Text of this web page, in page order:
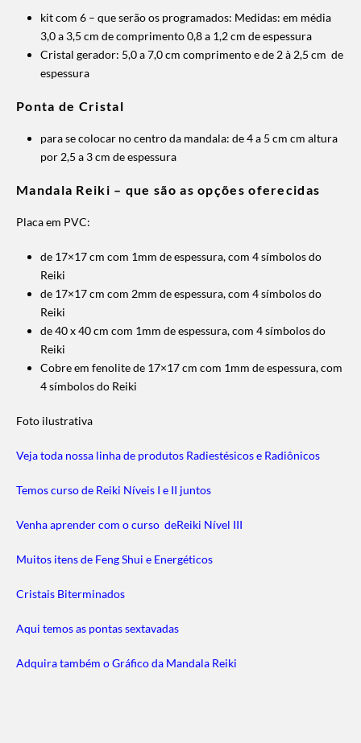
kit com 6 – que serão os programados: Medidas: em média
3,0 a 3,5 cm de comprimento 0,8 a 1,2 cm de espessura
Cristal gerador: 5,0 a 7,0 cm comprimento e de 2 à 2,5 cm de
espessura
Ponta de Cristal
para se colocar no centro da mandala: de 4 a 5 cm cm altura
por 2,5 a 3 cm de espessura
Mandala Reiki – que são as opções oferecidas
Placa em PVC:
de 17×17 cm com 1mm de espessura, com 4 símbolos do
Reiki
de 17×17 cm com 2mm de espessura, com 4 símbolos do
Reiki
de 40 x 40 cm com 1mm de espessura, com 4 símbolos do
Reiki
Cobre em fenolite de 17×17 cm com 1mm de espessura, com
4 símbolos do Reiki
Foto ilustrativa
Veja toda nossa linha de produtos Radiestésicos e Radiônicos
Temos curso de Reiki Níveis I e II juntos
Venha aprender com o curso deReiki Nível III
Muitos itens de Feng Shui e Energéticos
Cristais Biterminados
Aqui temos as pontas sextavadas
Adquira também o Gráfico da Mandala Reiki